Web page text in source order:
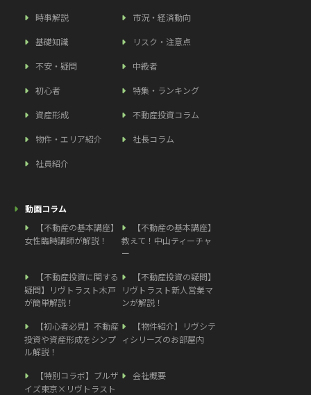
時事解説
市況・経済動向
基礎知識 リスク・注意点
不安・疑問 中級者
初心者 特集・ランキング
資産形成 不動産投資コラム
物件・エリア紹介 社長コラム
社員紹介
動画コラム
【不動産の基本講座】
女性臨時講師が解説！
【不動産の基本講座】
教えて！中山ティーチャ
ー
【不動産投資に関する
疑問】リヴトラスト木戸
が簡単解説！
【不動産投資の疑問】
リヴトラスト新人営業マ
ンが解説！
【初心者必見】不動産
投資や資産形成をシンプ
ル解説！
【物件紹介】リヴシテ
ィシリーズのお部屋内
【特別コラボ】ブルザ
イズ東京×リヴトラスト
会社概要